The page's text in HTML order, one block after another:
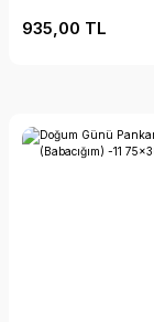
935,00 TL